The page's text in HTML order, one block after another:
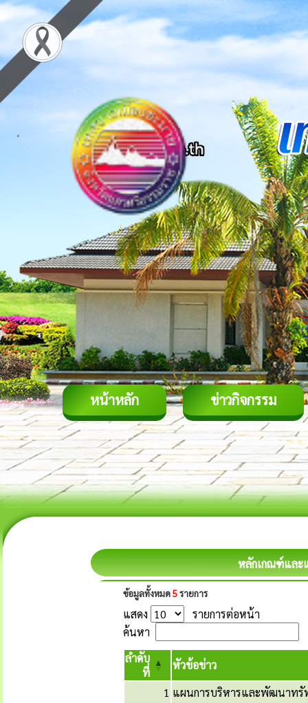
หน้าหลัก ข่าวกิจกรรม
หลักเกณฑ์และ
ข้อมูลทั้งหมด5รายการ
แสดง
รายการต่อหน้า
ค้นหา
ลำดับ
ที่
หัวข้อข่าว
1 แผนการบริหารและพัฒนาทรั